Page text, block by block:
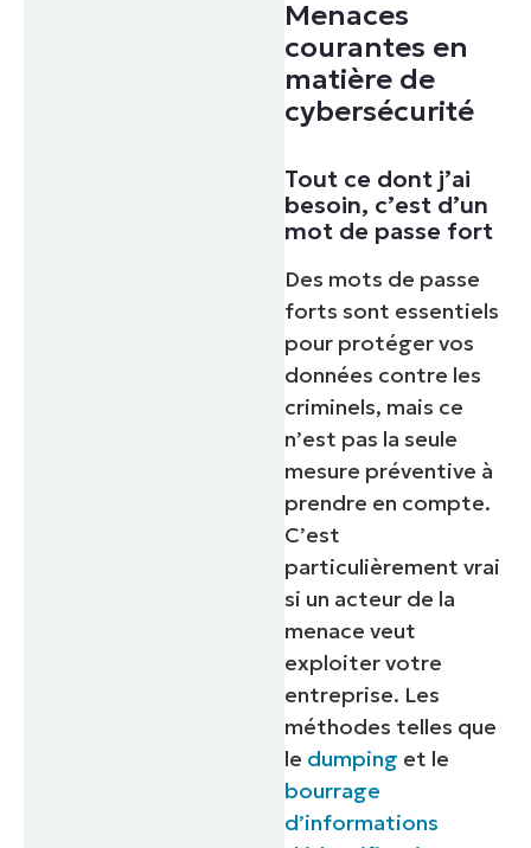
Menaces
courantes en
matière de
cybersécurité
Tout ce dont j’ai
besoin, c’est d’un
mot de passe fort
Des mots de passe
forts sont essentiels
pour protéger vos
données contre les
criminels, mais ce
n’est pas la seule
mesure préventive à
prendre en compte.
C’est
particulièrement vrai
si un acteur de la
menace veut
exploiter votre
entreprise. Les
méthodes telles que
le dumping et le
bourrage
d’informations